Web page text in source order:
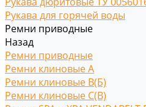
Рукава для горячей воды
Ремни приводные
Назад
Ремни приводные
Ремни клиновые A
Ремни клиновые В(Б)
Ремни клиновые С(B)